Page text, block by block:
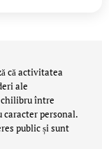
că activitatea
ale
între
personal.
public și sunt